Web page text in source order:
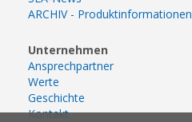
ARCHIV - Produktinformationen
Unternehmen
Ansprechpartner
Werte
Geschichte
Kontakt